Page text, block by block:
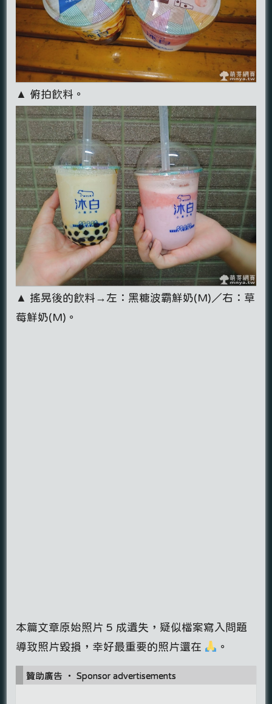
▲ 俯拍飲料。
▲ 搖晃後的飲料→左：黑糖波霸鮮奶(M)／右：草
莓鮮奶(M)。
本篇文章原始照片 5 成遺失，疑似檔案寫入問題
導致照片毀損，幸好最重要的照片還在
。
贊助廣告 ‧ Sponsor advertisements